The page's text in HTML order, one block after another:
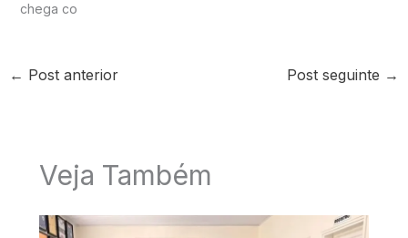
chega co
← Post anterior Post seguinte →
Veja Também